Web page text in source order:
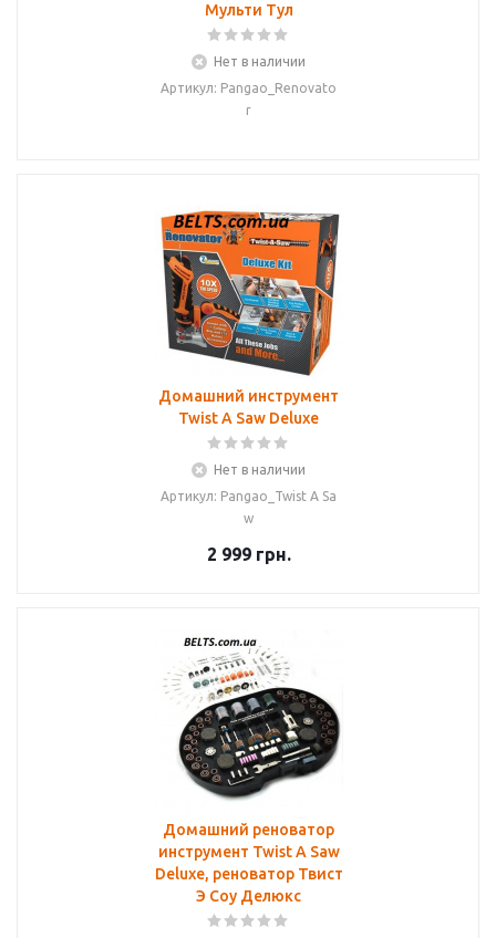
Мульти Тул
Нет в наличии
Артикул: Pangao_Renovato
r
Домашний инструмент
Twist A Saw Deluxe
Нет в наличии
Артикул: Pangao_Twist A Sa
w
2 999грн.
Домашний реноватор
инструмент Twist A Saw
Deluxe, реноватор Твист
Э Соу Делюкс